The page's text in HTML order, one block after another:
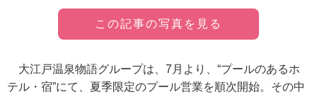
この記事の写真を見る
大江戸温泉物語グループは、7月より、“プールのあるホ
テル・宿”にて、夏季限定のプール営業を順次開始。その中